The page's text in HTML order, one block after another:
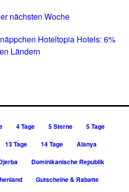
nächsten Woche
Hoteltopia Hotels: 6%
Ländern
4 Tage 5 Sterne
5 Tage
13 Tage 14 Tage
Alanya
Dominikanische Republik
Gutscheine & Rabatte